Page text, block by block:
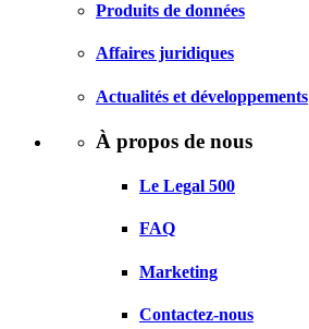
Produits de données
Affaires juridiques
Actualités et développements
À propos de nous
Le Legal 500
FAQ
Marketing
Contactez-nous